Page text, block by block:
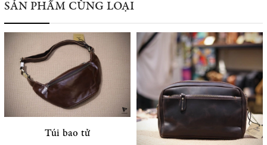
SẢN PHẨM CÙNG LOẠI
Túi bao tử